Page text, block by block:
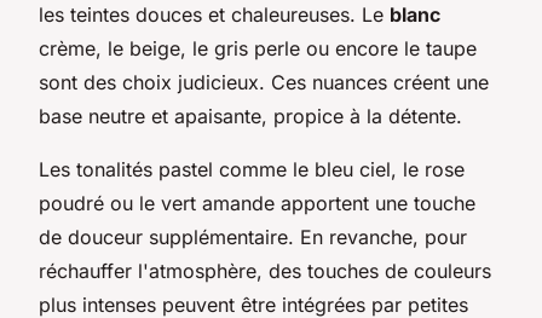
les teintes douces et chaleureuses. Le blanc
crème, le beige, le gris perle ou encore le taupe
sont des choix judicieux. Ces nuances créent une
base neutre et apaisante, propice à la détente.
Les tonalités pastel comme le bleu ciel, le rose
poudré ou le vert amande apportent une touche
de douceur supplémentaire. En revanche, pour
réchauffer l'atmosphère, des touches de couleurs
plus intenses peuvent être intégrées par petites